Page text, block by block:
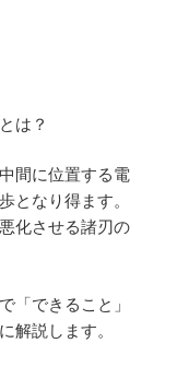
は？
間に位置する電
となり得ます。
化させる諸刃の
「できること」
解説します。